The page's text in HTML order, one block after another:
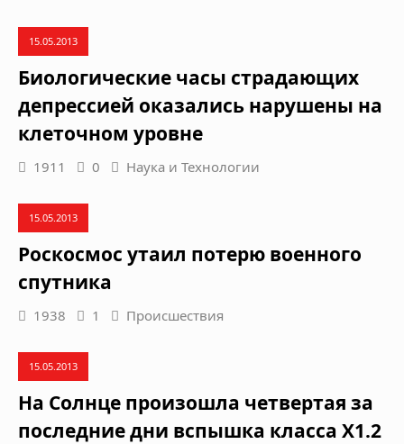
15.05.2013
Биологические часы страдающих
депрессией оказались нарушены на
клеточном уровне
1911 0 Наука и Технологии
15.05.2013
Роскосмос утаил потерю военного
спутника
1938 1 Происшествия
15.05.2013
На Солнце произошла четвертая за
последние дни вспышка класса Х1.2